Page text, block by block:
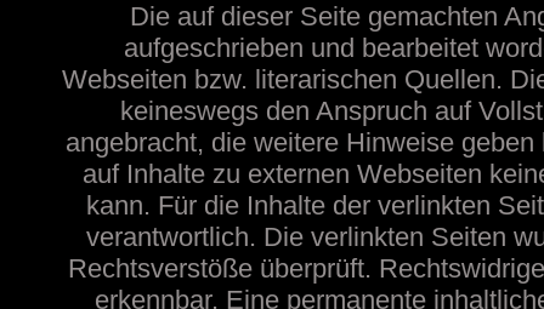
Die auf dieser Seite gemachten
aufgeschrieben und bearbeitet
Webseiten bzw. literarischen Quellen.
keineswegs den Anspruch auf
angebracht, die weitere Hinweise
auf Inhalte zu externen Webseiten
kann. Für die Inhalte der verlinkten
verantwortlich. Die verlinkten Seiten
Rechtsverstöße überprüft.
erkennbar. Eine permanente